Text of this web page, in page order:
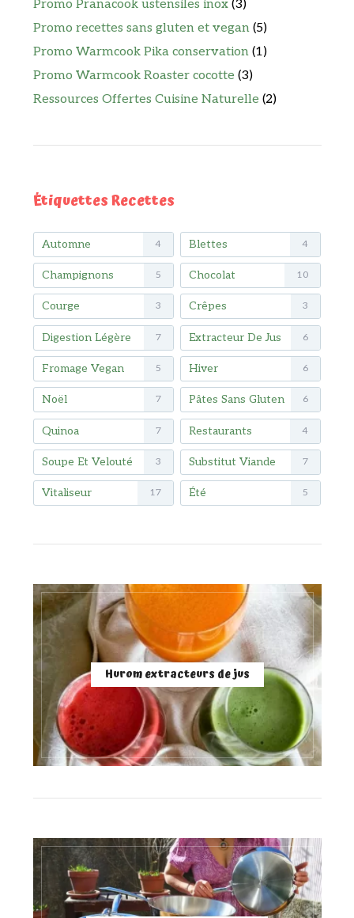
Promo Pranacook ustensiles inox (3)
Promo recettes sans gluten et vegan (5)
Promo Warmcook Pika conservation (1)
Promo Warmcook Roaster cocotte (3)
Ressources Offertes Cuisine Naturelle (2)
Étiquettes Recettes
Automne 4 Blettes 4
Champignons 5 Chocolat 10
Courge 3 Crêpes 3
Digestion Légère 7 Extracteur De Jus 6
Fromage Vegan 5 Hiver 6
Noël 7 Pâtes Sans Gluten 6
Quinoa 7 Restaurants 4
Soupe Et Velouté 3 Substitut Viande 7
Vitaliseur 17 Été 5
Hurom extracteurs de jus